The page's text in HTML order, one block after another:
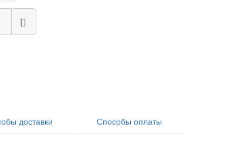
доставки Способы оплаты